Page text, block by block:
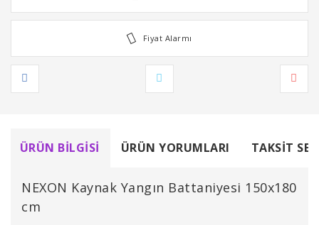
Fiyat Alarmı
ÜRÜN BILGISI ÜRÜN YORUMLARI TAKSIT
NEXON Kaynak Yangın Battaniyesi 150x180
cm